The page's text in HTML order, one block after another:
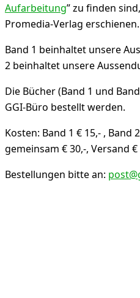
Aufarbeitung” zu finden
Promedia-Verlag erschienen.
Band 1 beinhaltet unsere
2 beinhaltet unsere
Die Bücher (Band 1 und
GGI-Büro bestellt werden.
Kosten: Band 1 € 15,- , Band
gemeinsam € 30,-, Versand €
Bestellungen bitte an: